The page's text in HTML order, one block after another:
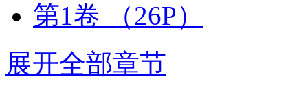
第1卷
（26P）
展开全部章节